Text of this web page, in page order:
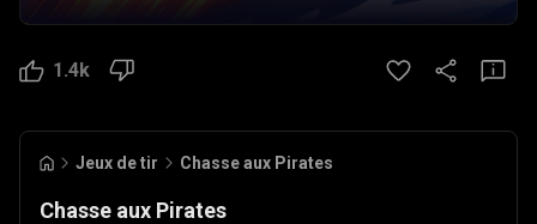
1.4k
Jeux de tir Chasse aux Pirates
Chasse aux Pirates